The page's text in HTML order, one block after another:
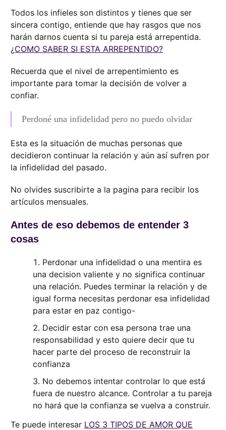
Todos los infieles son distintos y tienes que ser
sincera contigo, entiende que hay rasgos que nos
harán darnos cuenta si tu pareja está arrepentida.
¿COMO SABER SI ESTA ARREPENTIDO?
Recuerda que el nivel de arrepentimiento es
importante para tomar la decisión de volver a
confiar.
Perdoné una infidelidad pero no puedo olvidar
Esta es la situación de muchas personas que
decidieron continuar la relación y aún así sufren por
la infidelidad del pasado.
No olvides suscribirte a la pagina para recibir los
artículos mensuales.
Antes de eso debemos de entender 3
cosas
Perdonar una infidelidad o una mentira es
una decision valiente y no significa continuar
una relación. Puedes terminar la relación y de
igual forma necesitas perdonar esa infidelidad
para estar en paz contigo-
Decidir estar con esa persona trae una
responsabilidad y esto quiere decir que tu
hacer parte del proceso de reconstruir la
confianza
No debemos intentar controlar lo que está
fuera de nuestro alcance. Controlar a tu pareja
no hará que la confianza se vuelva a construir.
Te puede interesar LOS 3 TIPOS DE AMOR QUE